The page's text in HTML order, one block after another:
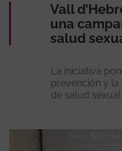
Vall
una
salud
La iniciativa
prevención y la
de salud